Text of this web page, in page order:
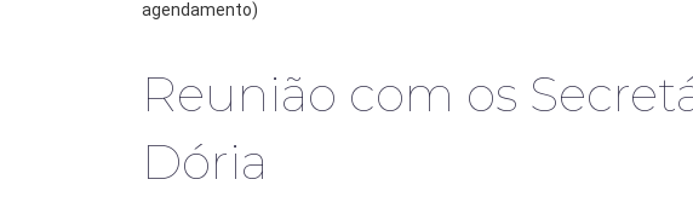
agendamento)
Reunião com os
Dória